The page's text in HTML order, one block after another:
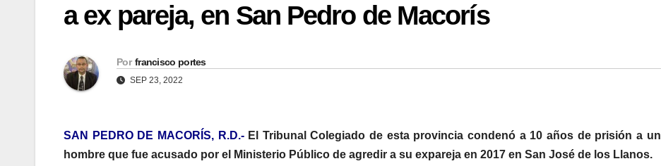
a ex pareja, en San Pedro de Macorís
Por francisco portes
SEP 23, 2022
SAN PEDRO DE MACORÍS, R.D.-El Tribunal Colegiado de esta provincia condenó a 10 años de prisión a un
hombre que fue acusado por el Ministerio Público de agredir a su expareja en 2017 en San José de los Llanos.